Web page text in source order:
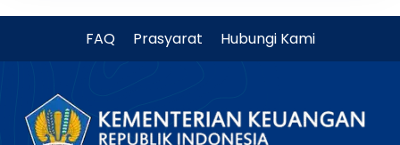
FAQ Prasyarat Hubungi Kami